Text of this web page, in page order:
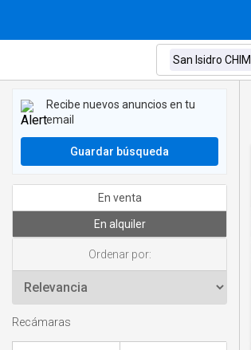
Recibe nuevos anuncios en tu
email
Guardar búsqueda
En venta
En alquiler
Ordenar por:
Recámaras